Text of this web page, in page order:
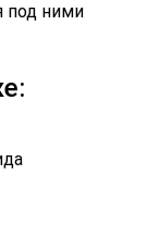
под ними